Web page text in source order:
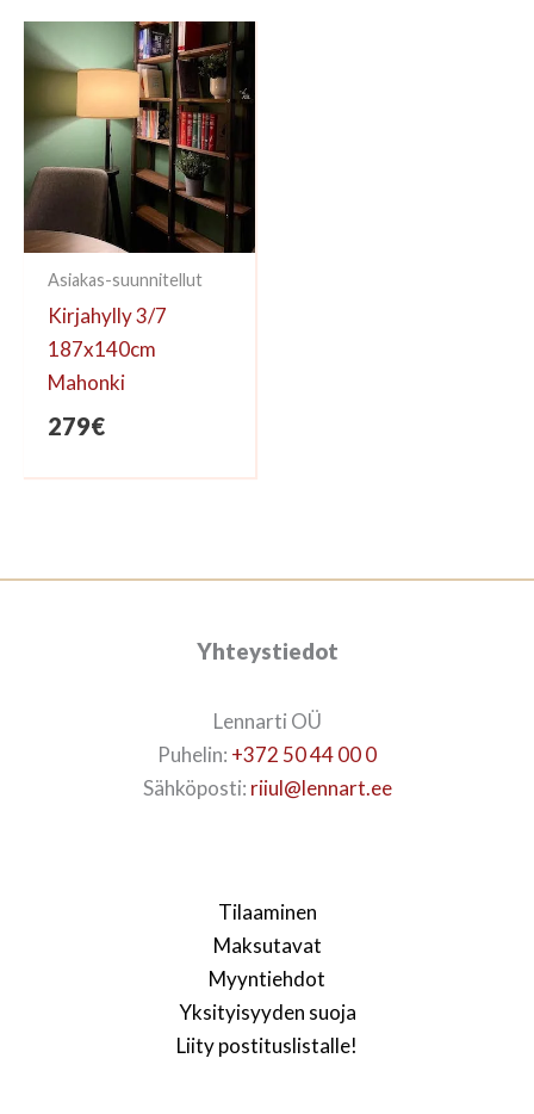
Asiakas-suunnitellut
Kirjahylly 3/7
187x140cm
Mahonki
279€
Yhteystiedot
Lennarti OÜ
Puhelin: +372 50 44 00 0
Sähköposti: riiul@lennart.ee
Tilaaminen
Maksutavat
Myyntiehdot
Yksityisyyden suoja
Liity postituslistalle!